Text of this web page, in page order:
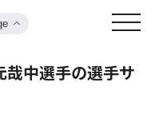
哉中選手の選手サ